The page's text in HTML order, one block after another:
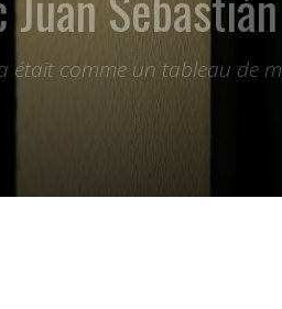
était comme un tableau de